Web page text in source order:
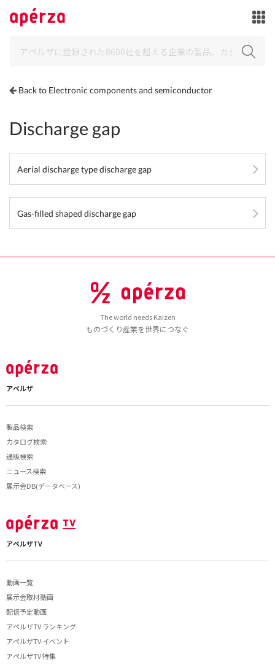
Back to Electronic components and semiconductor
Discharge gap
Aerial discharge type discharge gap
Gas-filled shaped discharge gap
The world needs Kaizen
ものづくり産業を世界につなぐ
アペルザ
製品検索
カタログ検索
通販検索
ニュース検索
展示会DB(データベース)
アペルザTV
動画一覧
展示会取材動画
配信予定動画
アペルザTV ランキング
アペルザTV イベント
アペルザTV 特集